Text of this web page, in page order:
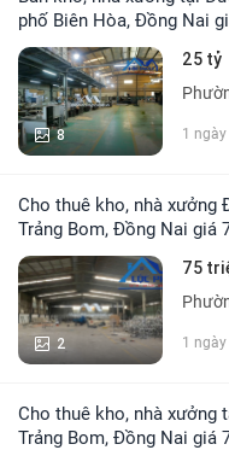
phố Biên Hòa, Đồng Nai
8
25 tỷ
1
Cho thuê kho, nhà xưởng Đường Quốc lộ 1A, Xã Hố Nai 3,
Trảng Bom, Đồng Nai giá
2
75
1
Cho thuê kho, nhà xưởng tại Đường Nguyễn Trãi, Trảng Bom,
Trảng Bom, Đồng Nai giá